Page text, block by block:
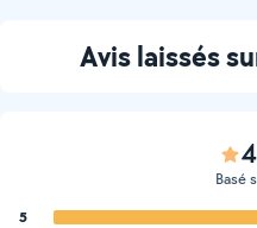
Avis laissés
Basé
5